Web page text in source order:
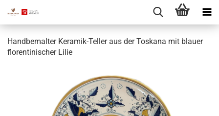
Handbemalter Keramik-Teller aus der Toskana mit blauer
florentinischer Lilie